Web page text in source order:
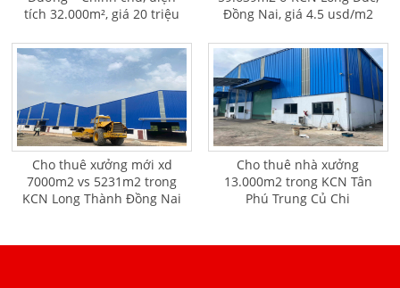
tích 32.000m², giá 20 triệu
Đồng Nai, giá 4.5 usd/m2
Cho thuê xưởng mới xd
7000m2 vs 5231m2 trong
KCN Long Thành Đồng Nai
Cho thuê nhà xưởng
13.000m2 trong KCN Tân
Phú Trung Củ Chi